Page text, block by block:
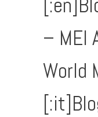
– MEI
World